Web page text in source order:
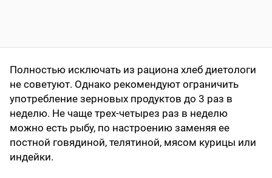
Полностью исключать из рациона хлеб диетологи
не советуют. Однако рекомендуют ограничить
употребление зерновых продуктов до 3 раз в
неделю. Не чаще трех-четырез раз в неделю
можно есть рыбу, по настроению заменяя ее
постной говядиной, телятиной, мясом курицы или
индейки.